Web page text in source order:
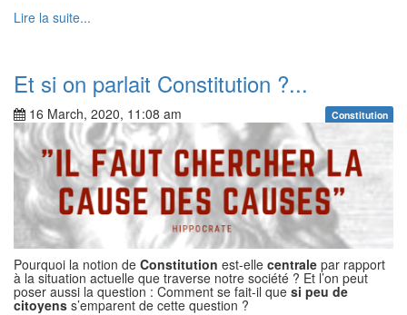
Lire la suite...
Et si on parlait Constitution ?...
16 March, 2020, 11:08 am Constitution
Pourquoi la notion de Constitution est-elle centrale par rapport
à la situation actuelle que traverse notre société ? Et l’on peut
poser aussi la question : Comment se fait-il que si peu de
citoyens s’emparent de cette question ?